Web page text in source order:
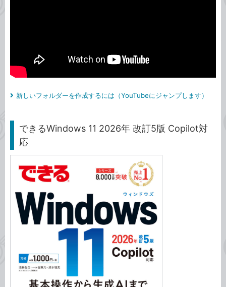
新しいフォルダーを作成するには（YouTubeにジャンプします）
できるWindows 11 2026年 改訂5版 Copilot対
応